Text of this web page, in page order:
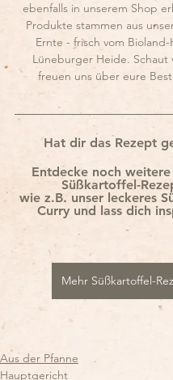
ebenfalls in unserem Shop
Produkte stammen aus
Ernte - frisch vom
Lüneburger Heide. Schaut
freuen uns über eure
Hat dir das Rezept
Entdecke noch
Süßkartoffel-
wie z.B. unser leckeres
Curry und lass dich
Mehr Süßkartoffel-
Aus der Pfanne
Hauptgericht